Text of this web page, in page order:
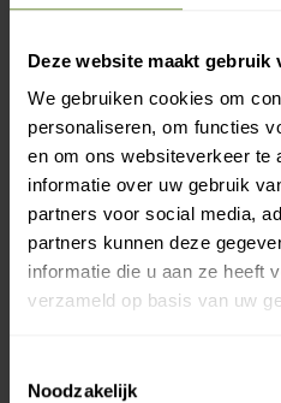
Deze website maakt gebruik
We gebruiken cookies om
personaliseren, om functies
en om ons websiteverkeer te
informatie over uw gebruik
partners voor social media,
partners kunnen deze
informatie die u aan ze heeft
verzameld op basis van uw
Noodzakelijk
nodig?
Bel of mail ons voor
langs in 1 van onze